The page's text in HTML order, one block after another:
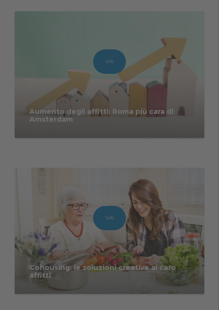
Aumento degli affitti: Roma più cara di
Amsterdam
VAI
Cohousing: le soluzioni creative al caro
affitti
VAI